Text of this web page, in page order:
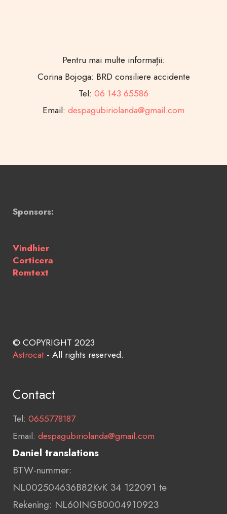
Pentru mai multe informații:
Corina Bojoga: BRD consiliere accidente
Tel: 06 143 65586
Email: despagubiriolanda@gmail.com
Sponsors:
Vindhier
Corticera
Romtext
© COPYRIGHT 2023
Astrocat - All rights reserved.
Contact
Tel: 0655778187
Email: despagubiriolanda@gmail.com
Daniel translations
BTW-nummer:
NL002504636B82KvK 34 122091 te
Rekening: NL60INGB0004910923